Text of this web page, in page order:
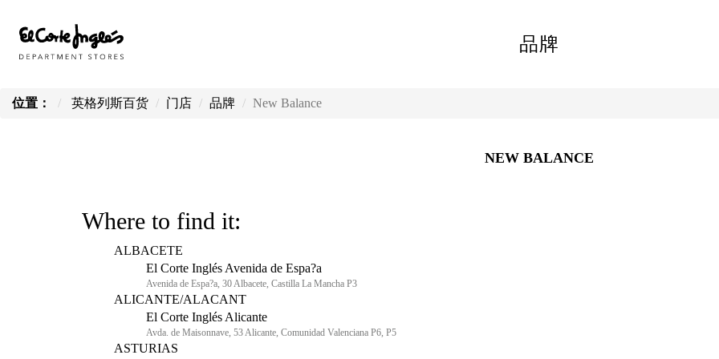
品牌
位置： 英格列斯百货 门店 品牌 New Balance
NEW BALANCE
Where to find it:
ALBACETE
El Corte Inglés Avenida de Espa?a
Avenida de Espa?a, 30 Albacete, Castilla La Mancha P3
ALICANTE/ALACANT
El Corte Inglés Alicante
Avda. de Maisonnave, 53 Alicante, Comunidad Valenciana P6, P5
ASTURIAS